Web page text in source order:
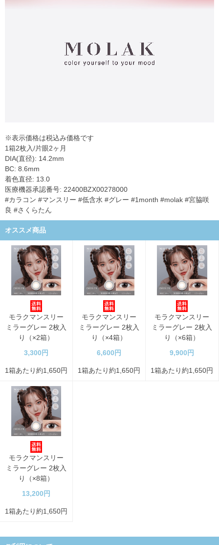
※表示価格は税込み価格です
1箱2枚入/片眼2ヶ月
DIA(直径): 14.2mm
BC: 8.6mm
着色直径: 13.0
医療機器承認番号: 22400BZX00278000
#カラコン #マンスリー #低含水 #グレー #1month #molak #宮脇咲
良 #さくらたん
オススメ商品
モラクマンスリー
ミラーグレー 2枚入
り（×2箱）
3,300円
1箱あたり約1,650円
モラクマンスリー
ミラーグレー 2枚入
り（×4箱）
6,600円
1箱あたり約1,650円
モラクマンスリー
ミラーグレー 2枚入
り（×6箱）
9,900円
1箱あたり約1,650円
モラクマンスリー
ミラーグレー 2枚入
り（×8箱）
13,200円
1箱あたり約1,650円